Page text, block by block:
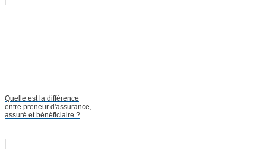
Quelle est la différence
entre preneur d'assurance,
assuré et bénéficiaire ?